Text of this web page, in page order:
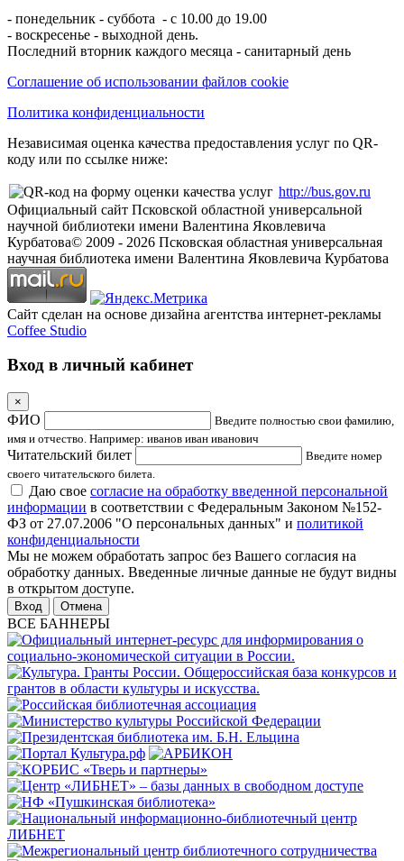
- понедельник - суббота - с 10.00 до 19.00
- воскресенье - выходной день.
Последний вторник каждого месяца - санитарный день
Соглашение об использовании файлов cookie
Политика конфиденциальности
Независимая оценка качества предоставления услуг по QR-
коду или по ссылке ниже:
http://bus.gov.ru
Официальный сайт Псковской областной универсальной
научной библиотеки имени Валентина Яковлевича
Курбатова© 2009 - 2026 Псковская областная универсальная
научная библиотека имени Валентина Яковлевича Курбатова
Сайт сделан на основе дизайна агентства интернет-рекламы
Coffee Studio
Вход в личный кабинет
×
ФИО
Введите полностью свои фамилию,
имя и отчество. Например: иванов иван иванович
Читательский билет
Введите номер
своего читательского билета.
Даю свое согласие на обработку введенной персональной
информации в соответствии с Федеральным Законом №152-
ФЗ от 27.07.2006 "О персональных данных" и политикой
конфиденциальности
Мы не можем обработать запрос без Вашего согласия на
обработку данных. Введенные личные данные не будут видны
в открытом доступе.
Отмена
ВСЕ БАННЕРЫ